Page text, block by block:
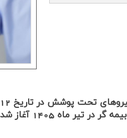
بیمه گر در تیر ماه 1405 آغاز شد.